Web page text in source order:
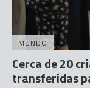
MUNDO
Cerca de 20
transferidas